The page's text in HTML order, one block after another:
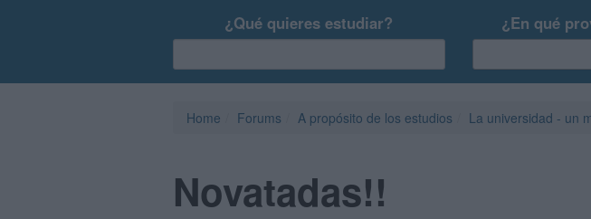
¿Qué quieres estudiar? ¿En qué
Home Forums A propósito de los estudios La universidad - un
Novatadas!!